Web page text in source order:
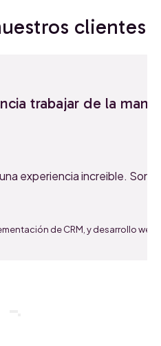
clientes
trabajar de la
experiencia increible.
de CRM, y desarrollo web.